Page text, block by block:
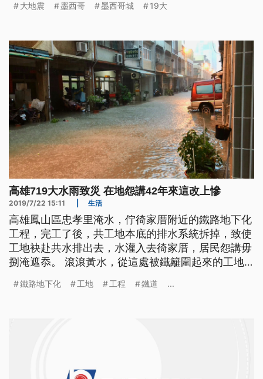
亡者致哀。 墨西哥總統歐布拉多說：「在此記住受
在1985年和2017年遭逢不幸的人。」 1985年9月19
號，
大地震 墨西哥 墨西哥城 19大
高雄719大水雨致災 在地怨講42年來這改上慘
2019/7/22 15:11 生活
高雄鳳山區忠孝里淹水，佇徛家厝附近的鐵路地下化
工程，完工了後，共工地本底的排水系統拆掉，致使
工地袂赴共水排出去，水灌入去徛家厝，居民怨講毋
捌淹遮忝。 滾滾黃水，從這處被鐵籬圍起來的工地
工地，上週六大雨下不停，工地下方因為沒有排水溝
鐵路地下化 工地 工程 鐵道 ...